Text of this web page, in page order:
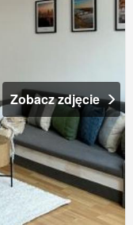
Zobacz zdjęcie